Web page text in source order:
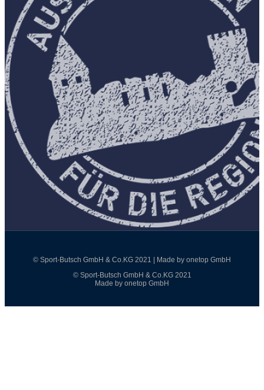
© Sport-Butsch GmbH & Co.KG 2021 | Made by onetop GmbH
© Sport-Butsch GmbH & Co.KG 2021
Made by onetop GmbH